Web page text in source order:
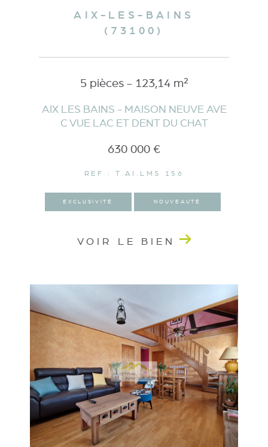
AIX-LES-BAINS
(73100)
5 pièces - 123,14 m²
AIX LES BAINS - MAISON NEUVE AVE
C VUE LAC ET DENT DU CHAT
630 000 €
REF : T.AI.LMS 156
EXCLUSIVITÉ NOUVEAUTÉ
VOIR LE BIEN